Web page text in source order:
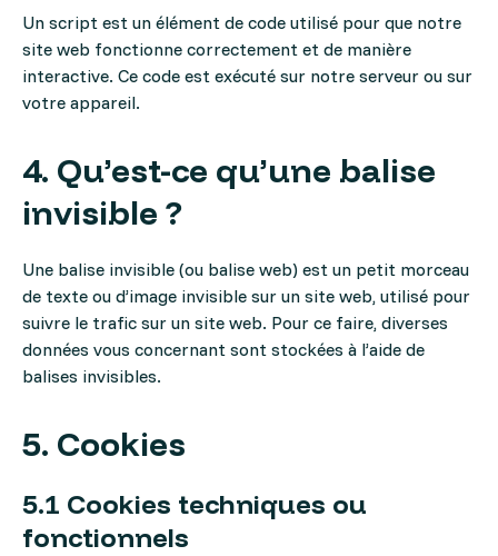
Un script est un élément de code utilisé pour que notre
site web fonctionne correctement et de manière
interactive. Ce code est exécuté sur notre serveur ou sur
votre appareil.
4. Qu’est-ce qu’une balise
invisible ?
Une balise invisible (ou balise web) est un petit morceau
de texte ou d’image invisible sur un site web, utilisé pour
suivre le trafic sur un site web. Pour ce faire, diverses
données vous concernant sont stockées à l’aide de
balises invisibles.
5. Cookies
5.1 Cookies techniques ou
fonctionnels